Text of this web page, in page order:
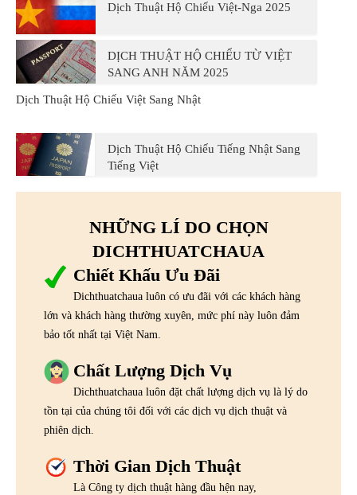
Dịch Thuật Hộ Chiếu Việt-Nga 2025
DỊCH THUẬT HỘ CHIẾU TỪ VIỆT
SANG ANH NĂM 2025
Dịch Thuật Hộ Chiếu Việt Sang Nhật
Dịch Thuật Hộ Chiếu Tiếng Nhật Sang
Tiếng Việt
NHỮNG LÍ DO CHỌN
DICHTHUATCHAUA
Chiết Khấu Ưu Đãi
Dichthuatchaua luôn có ưu đãi với các khách hàng
lớn và khách hàng thường xuyên, mức phí này luôn đảm
bảo tốt nhất tại Việt Nam.
Chất Lượng Dịch Vụ
Dichthuatchaua luôn đặt chất lượng dịch vụ là lý do
tồn tại của chúng tôi đối với các dịch vụ dịch thuật và
phiên dịch.
Thời Gian Dịch Thuật
Là Công ty dịch thuật hàng đầu hện nay,